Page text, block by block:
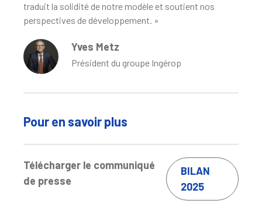
traduit la solidité de notre modèle et soutient nos
perspectives de développement. »
Yves Metz
Président du groupe Ingérop
Pour en savoir plus
Télécharger le communiqué
de presse
BILAN
2025